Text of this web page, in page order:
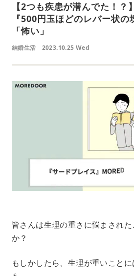
【2つも疾患が潜んでた！？
『500円玉ほどのレバー状の
「怖い」
結婚生活 2023.10.25 Wed
皆さんは生理の重さに悩まされ
か？
もしかしたら、生理が重いこと